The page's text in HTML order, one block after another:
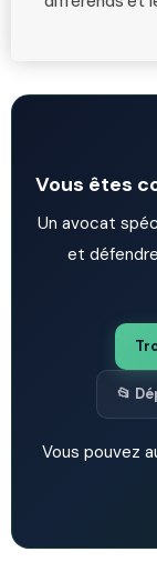
Vous êtes
Un avocat
et
📂
Vous pouvez